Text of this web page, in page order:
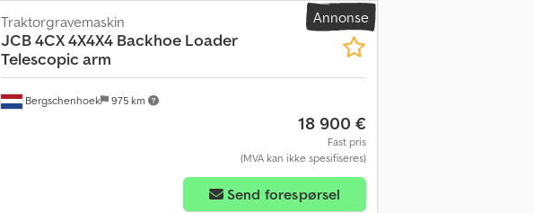
Annonse
Bergschenhoek 975 km
Traktorgravemaskin
JCB4CX 4X4X4 Backhoe Loader
Telescopic arm
18 900 €
Fast pris
(MVA kan ikke spesifiseres)
Send forespørsel